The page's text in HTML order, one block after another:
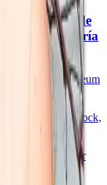
para tokens de
fondos debería
tokens de Ethereum
regulados, que
blancas de
BlackRock,
para la
que eligen
qué este estándar